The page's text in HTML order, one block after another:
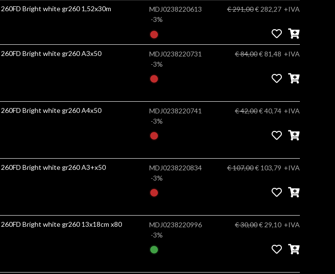
Bright white gr260 1,52x30m
MDJ0238220613
-3%
€ 291,00€ 282,27 +IVA
Bright white gr260 A3x50
MDJ0238220731
-3%
€ 84,00€ 81,48 +IVA
Bright white gr260 A4x50
MDJ0238220741
-3%
€ 42,00€ 40,74 +IVA
Bright white gr260 A3+x50
MDJ0238220834
-3%
€ 107,00€ 103,79 +IVA
MediaJet Photo Glossy PGC 260FD Bright white gr260 13x18cm x80
MDJ0238220996
-3%
€ 30,00€ 29,10 +IVA